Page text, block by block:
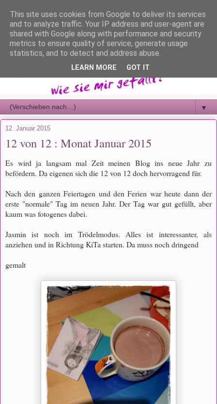
▼
12. Januar 2015
12 von 12 : Monat Januar 2015
Es wird ja langsam mal Zeit meinen Blog ins neue Jahr zu
befördern. Da eigenen sich die 12 von 12 doch hervorragend für.
Nach den ganzen Feiertagen und den Ferien war heute dann der
erste "normale" Tag im neuen Jahr. Der Tag war gut gefüllt, aber
kaum was fotogenes dabei.
Jasmin ist noch im Trödelmodus. Alles ist interessanter, als
anziehen und in Richtung KiTa starten. Da muss noch dringend
gemalt
This site uses cookies from Google to deliver its services
and to analyze traffic. Your IP address and user-agent are
shared with Google along with performance and security
metrics to ensure quality of service, generate usage
statistics, and to detect and address abuse.
LEARN MORE GOT IT